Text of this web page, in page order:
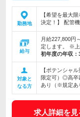
勤務地
【希望を最大
決定！】 配管
給与
月給227,800円
定します。 ※
初年度の年収：
対象と
なる方
【ポテンシャ
限定可）◎高
あり（※規定あ
求人詳細を見